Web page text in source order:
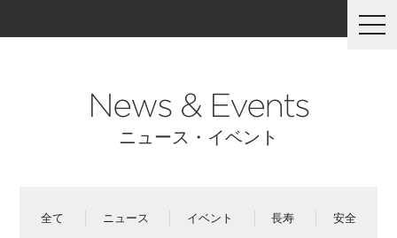
News & Events
ニュース・イベント
全て ニュース イベント 長寿 安全